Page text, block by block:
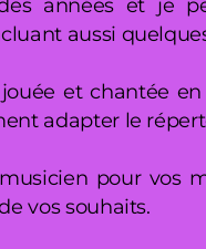
années et je
aussi
et chantée
adapter le
pour vos
vos souhaits.